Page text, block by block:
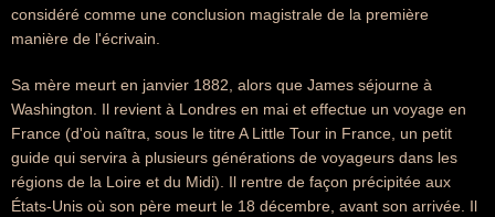
considéré comme une conclusion magistrale de la première
manière de l'écrivain.
Sa mère meurt en janvier 1882, alors que James séjourne à
Washington. Il revient à Londres en mai et effectue un voyage en
France (d'où naîtra, sous le titre A Little Tour in France, un petit
guide qui servira à plusieurs générations de voyageurs dans les
régions de la Loire et du Midi). Il rentre de façon précipitée aux
États-Unis où son père meurt le 18 décembre, avant son arrivée. Il